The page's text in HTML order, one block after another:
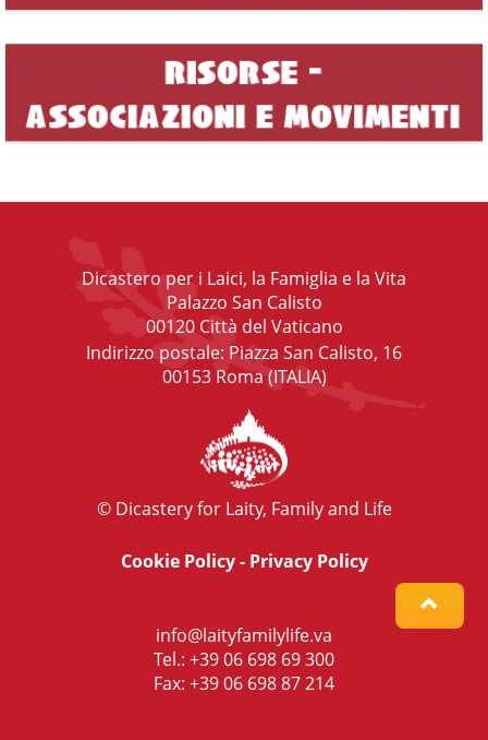
Dicastero per i Laici, la Famiglia e la Vita
Palazzo San Calisto
00120 Città del Vaticano
Indirizzo postale: Piazza San Calisto, 16
00153 Roma (ITALIA)
© Dicastery for Laity, Family and Life
Cookie Policy- Privacy Policy
info@laityfamilylife.va
Tel.: +39 06 698 69 300
Fax: +39 06 698 87 214